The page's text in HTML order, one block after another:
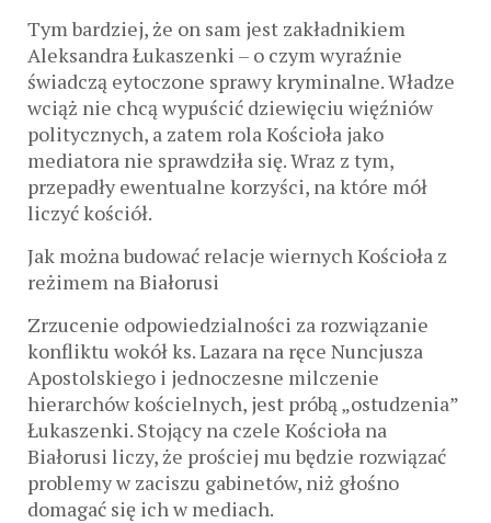
Tym bardziej, że on sam jest zakładnikiem
Aleksandra Łukaszenki – o czym wyraźnie
świadczą eytoczone sprawy kryminalne. Władze
wciąż nie chcą wypuścić dziewięciu więźniów
politycznych, a zatem rola Kościoła jako
mediatora nie sprawdziła się. Wraz z tym,
przepadły ewentualne korzyści, na które mół
liczyć kościół.
Jak można budować relacje wiernych Kościoła z
reżimem na Białorusi
Zrzucenie odpowiedzialności za rozwiązanie
konfliktu wokół ks. Lazara na ręce Nuncjusza
Apostolskiego i jednoczesne milczenie
hierarchów kościelnych, jest próbą „ostudzenia”
Łukaszenki. Stojący na czele Kościoła na
Białorusi liczy, że prościej mu będzie rozwiązać
problemy w zaciszu gabinetów, niż głośno
domagać się ich w mediach.